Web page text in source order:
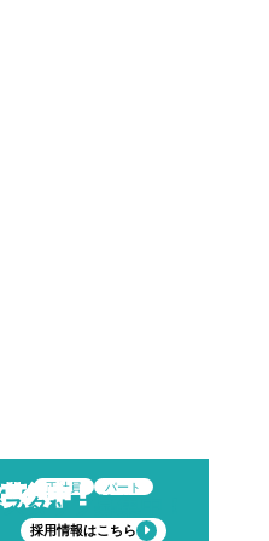
正社員 パート
スタッフ募集中！
採用情報はこちら